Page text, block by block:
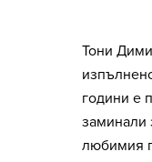
Тони
години е
заминали
любимия